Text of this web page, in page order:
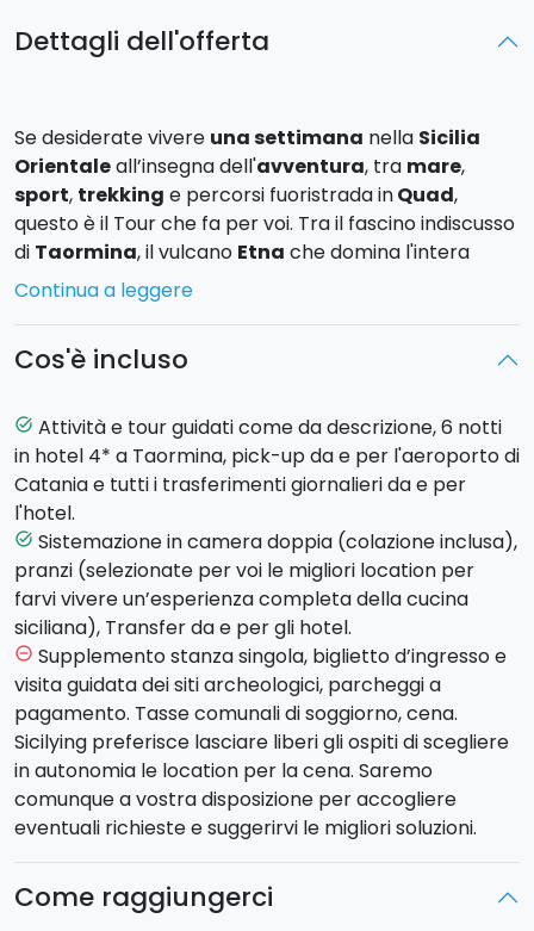
Dettagli dell'offerta
Se desiderate vivere una settimana nella Sicilia
Orientaleall’insegna dell'avventura, tra mare,
sport, trekking e percorsi fuoristrada inQuad,
questo è il Tour che fa per voi. Tra il fascino indiscusso
di Taormina, il vulcano Etna che domina l'intera
costa orientale e la baia incontaminata di
, godrete di scenari unici.
1° Giorno:Arrivoall’aeroporto di Catania e
Taormina.
2° Giorno :Tour Etnae degustazione di vini in
cantina.
In mattinata visita guidata del versante nord dell’Etna
e di una grotta di scorrimento lavico. Dopo
l’escursione, sarete accompagnati presso una
Cantina vinicola per un light lunch con degustazione
di vini dell’Etna accompagnati da prodotti tipici locali.
3° Giorno:Escursione in quad, Montagna Grande
Raggiungerete il Parco del fiume Alcantara per
un’escursione alla scoperta della valle dei Peloritani.
L'intero percorso è su strada sterrata e dura circa 3
ore. Arriverete sulla vetta di Montagna Grande dove
potrete godere di un panorama unico, dalle Isole Eolie
alla costa calabra. Ogni quad può trasportare due
Pomeriggio libero a Taormina.
4° giorno :Body Rafting lungo il fiume Alcantara
Continua a leggere
Cos'è incluso
task_alt Attività e tour guidati come da descrizione, 6 notti
in hotel 4* a Taormina, pick-up da e per l'aeroporto di
Catania e tutti i trasferimenti giornalieri da e per
l'hotel.
task_alt Sistemazione in camera doppia (colazione inclusa),
pranzi (selezionate per voi le migliori location per
farvi vivere un’esperienza completa della cucina
siciliana), Transfer da e per gli hotel.
remove_circle_outline Supplemento stanza singola, biglietto d’ingresso e
visita guidata dei siti archeologici, parcheggi a
pagamento. Tasse comunali di soggiorno, cena.
Sicilying preferisce lasciare liberi gli ospiti di scegliere
in autonomia le location per la cena. Saremo
comunque a vostra disposizione per accogliere
eventuali richieste e suggerirvi le migliori soluzioni.
Come raggiungerci